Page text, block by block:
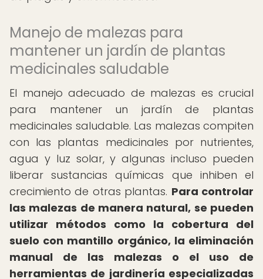
Manejo de malezas para
mantener un jardín de plantas
medicinales saludable
El manejo adecuado de malezas es crucial
para mantener un jardín de plantas
medicinales saludable. Las malezas compiten
con las plantas medicinales por nutrientes,
agua y luz solar, y algunas incluso pueden
liberar sustancias químicas que inhiben el
crecimiento de otras plantas. Para controlar
las malezas de manera natural, se pueden
utilizar métodos como la cobertura del
suelo con mantillo orgánico, la eliminación
manual de las malezas o el uso de
herramientas de jardinería especializadas